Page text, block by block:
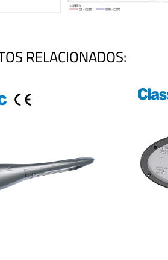
RELACIONADOS: